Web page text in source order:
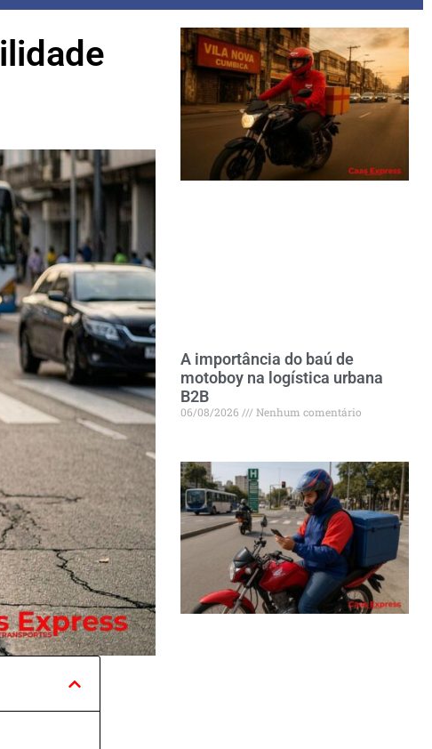
A importância do baú de
motoboy na logística urbana
B2B
06/08/2026 Nenhum comentário